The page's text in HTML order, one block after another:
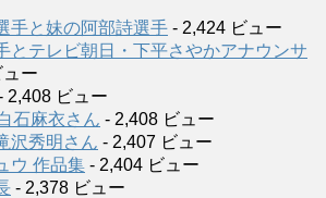
手と妹の阿部詩選手 - 2,424 ビュー
とテレビ朝日・下平さやかアナウンサ
ー
2,408 ビュー
石麻衣さん - 2,408 ビュー
沢秀明さん - 2,407 ビュー
ウ 作品集 - 2,404 ビュー
- 2,378 ビュー